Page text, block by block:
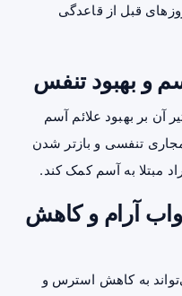
قبل از قاعدگی
و بهبود تنفس
آن بر بهبود علائم آسم
تنفسی و بازتر شدن
مبتلا به آسم کمک کند.
آرام و کاهش
به کاهش استرس و